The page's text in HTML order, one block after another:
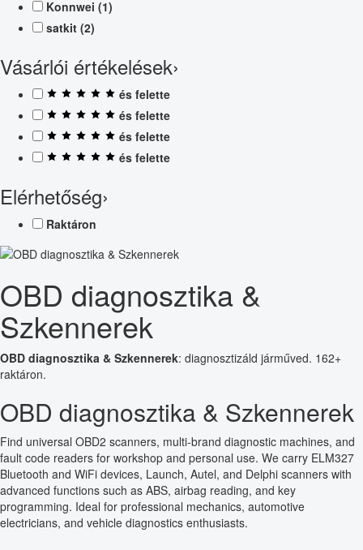
Konnwei (1)
satkit (2)
Vásárlói értékelések›
és felette
és felette
és felette
és felette
Elérhetőség›
Raktáron
OBD diagnosztika &
Szkennerek
OBD diagnosztika & Szkennerek: diagnosztizáld járműved. 162+
raktáron.
OBD diagnosztika & Szkennerek
Find universal OBD2 scanners, multi-brand diagnostic machines, and
fault code readers for workshop and personal use. We carry ELM327
Bluetooth and WiFi devices, Launch, Autel, and Delphi scanners with
advanced functions such as ABS, airbag reading, and key
programming. Ideal for professional mechanics, automotive
electricians, and vehicle diagnostics enthusiasts.